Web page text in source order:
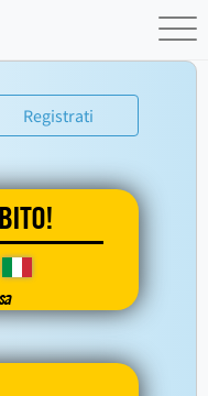
Registrati